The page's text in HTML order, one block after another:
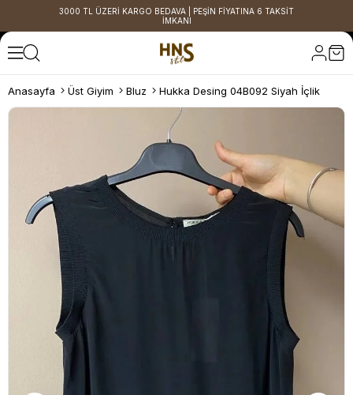
3000 TL ÜZERİ KARGO BEDAVA | PEŞİN FİYATINA 6 TAKSİT
İMKANI
Anasayfa Üst Giyim Bluz Hukka Desing 04B092 Siyah İçlik